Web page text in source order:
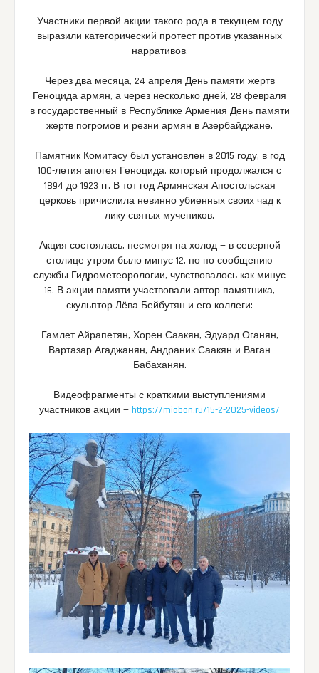
Участники первой акции такого рода в текущем году
выразили категорический протест против указанных
нарративов.
Через два месяца, 24 апреля День памяти жертв
Геноцида армян, а через несколько дней, 28 февраля
в государственный в Республике Армения День памяти
жертв погромов и резни армян в Азербайджане.
Памятник Комитасу был установлен в 2015 году, в год
100-летия апогея Геноцида, который продолжался с
1894 до 1923 гг. В тот год Армянская Апостольская
церковь причислила невинно убиенных своих чад к
лику святых мучеников.
Акция состоялась, несмотря на холод — в северной
столице утром было минус 12, но по сообщению
службы Гидрометеорологии, чувствовалось как минус
16. В акции памяти участвовали автор памятника,
скульптор Лёва Бейбутян и его коллеги:
Гамлет Айрапетян, Хорен Саакян, Эдуард Оганян,
Вартазар Агаджанян, Андраник Саакян и Ваган
Бабаханян.
Видеофрагменты с краткими выступлениями
участников акции — https://miaban.ru/15-2-2025-videos/